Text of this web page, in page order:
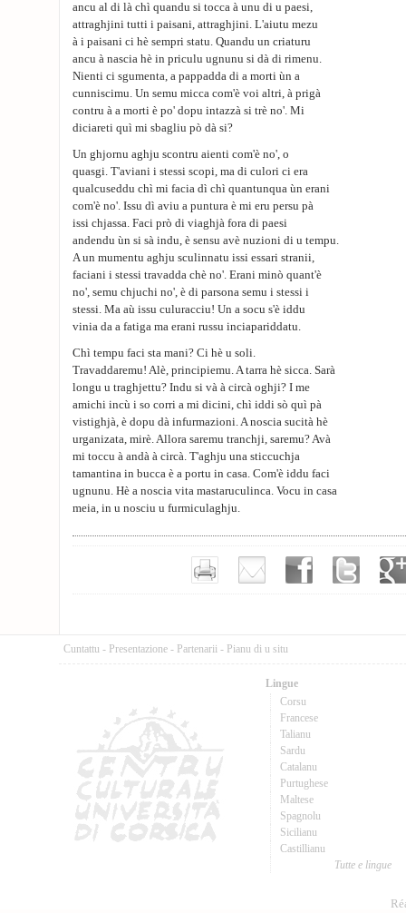
ancu al di là chì quandu si tocca à unu di u paesi,
attraghjini tutti i paisani, attraghjini. L'aiutu mezu
à i paisani ci hè sempri statu. Quandu un criaturu
ancu à nascia hè in priculu ugnunu si dà di rimenu.
Nienti ci sgumenta, a pappadda di a morti ùn a
cunniscimu. Un semu micca com'è voi altri, à prigà
contru à a morti è po' dopu intazzà si trè no'. Mi
diciareti quì mi sbagliu pò dà si?
Un ghjornu aghju scontru aienti com'è no', o
quasgi. T'aviani i stessi scopi, ma di culori ci era
qualcuseddu chì mi facia dì chì quantunqua ùn erani
com'è no'. Issu dì aviu a puntura è mi eru persu pà
issi chjassa. Faci prò di viaghjà fora di paesi
andendu ùn si sà indu, è sensu avè nuzioni di u tempu.
A un mumentu aghju sculinnatu issi essari stranii,
faciani i stessi travadda chè no'. Erani minò quant'è
no', semu chjuchi no', è di parsona semu i stessi i
stessi. Ma aù issu culuracciu! Un a socu s'è iddu
vinia da a fatiga ma erani russu inciapariddatu.
Chì tempu faci sta mani? Ci hè u soli.
Travaddaremu! Alè, principiemu. A tarra hè sicca. Sarà
longu u traghjettu? Indu si và à circà oghji? I me
amichi incù i so corri a mi dicini, chì iddi sò quì pà
vistighjà, è dopu dà infurmazioni. A noscia sucità hè
urganizata, mirè. Allora saremu tranchji, saremu? Avà
mi toccu à andà à circà. T'aghju una sticcuchja
tamantina in bucca è a portu in casa. Com'è iddu faci
ugnunu. Hè a noscia vita mastaruculinca. Vocu in casa
meia, in u nosciu u furmiculaghju.
Cuntattu - Presentazione - Partenarii - Pianu di u situ
Lingue
Corsu
Francese
Talianu
Sardu
Catalanu
Purtughese
Maltese
Spagnolu
Sicilianu
Castillianu
Tutte e lingue